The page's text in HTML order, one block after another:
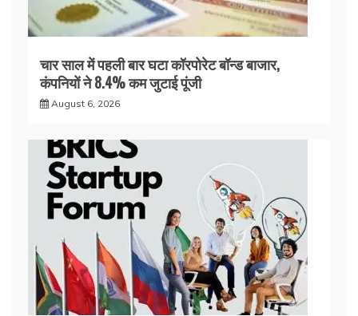
चार साल में पहली बार घटा कॉरपोरेट बॉन्ड बाजार,
कंपनियों ने 8.4% कम जुटाई पूंजी
August 6, 2026